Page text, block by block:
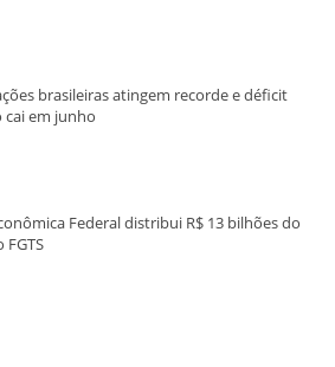
brasileiras atingem recorde e déficit
em junho
Federal distribui R$ 13 bilhões do
FGTS